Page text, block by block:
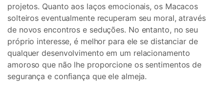
projetos. Quanto aos laços emocionais, os Macacos
solteiros eventualmente recuperam seu moral, através
de novos encontros e seduções. No entanto, no seu
próprio interesse, é melhor para ele se distanciar de
qualquer desenvolvimento em um relacionamento
amoroso que não lhe proporcione os sentimentos de
segurança e confiança que ele almeja.